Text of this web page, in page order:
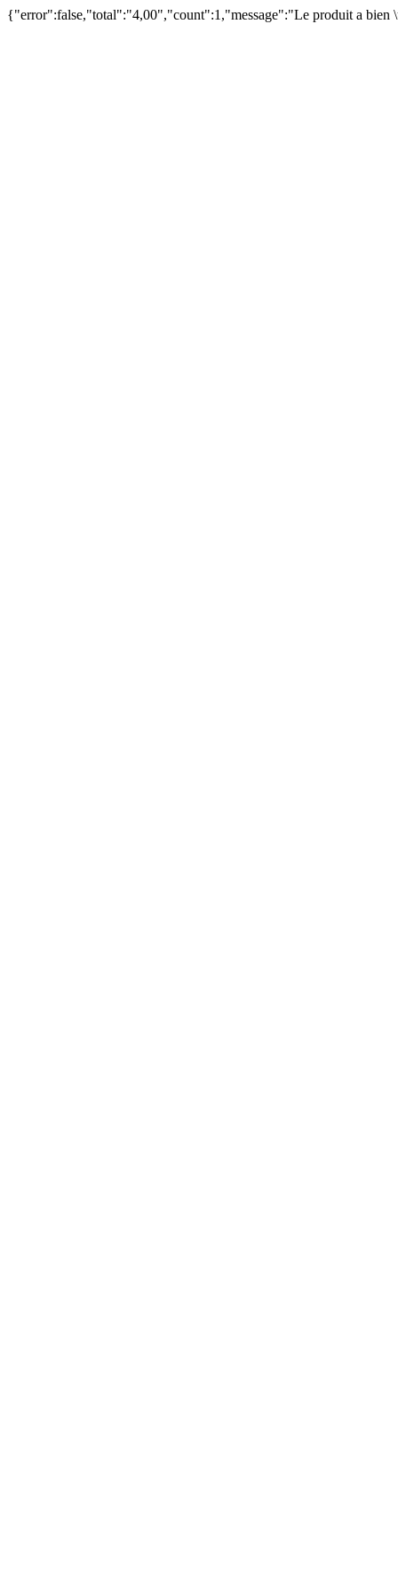
{"error":false,"total":"4,00","count":1,"message":"Le produit a bien